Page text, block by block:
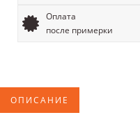
Оплата
после примерки
ОПИСАНИЕ